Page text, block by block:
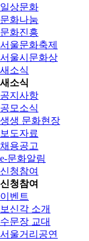
일상문화
문화나눔
문화진흥
서울문화축제
서울시문화상
새소식
새소식
공지사항
공모소식
생생 문화현장
보도자료
채용공고
e-문화알림
신청참여
신청참여
이벤트
보신각 소개
수문장 교대
서울거리공연